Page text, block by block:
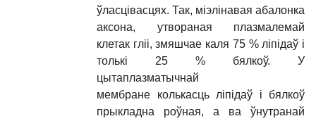
ўласцівасцях. Так, міэлінавая абалонка
аксона, утвораная плазмалемай
клетак гліі, змяшчае каля 75 % ліпідаў і
толькі 25 % бялкоў. У
цытаплазматычнай
мембране колькасць ліпідаў і бялкоў
прыкладна роўная, а ва ўнутранай